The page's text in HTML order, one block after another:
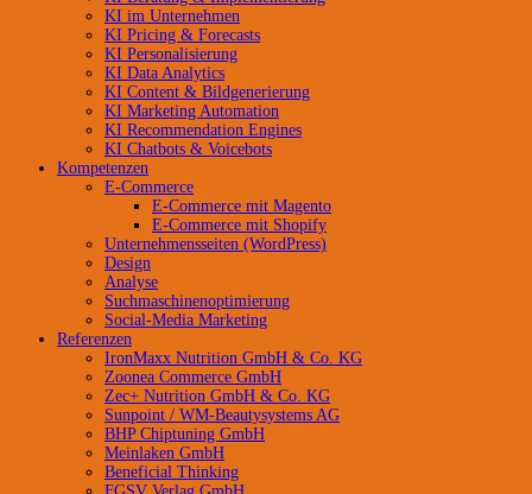
KI im Unternehmen
KI Pricing & Forecasts
KI Personalisierung
KI Data Analytics
KI Content & Bildgenerierung
KI Marketing Automation
KI Recommendation Engines
KI Chatbots & Voicebots
Kompetenzen
E-Commerce
E-Commerce mit Magento
E-Commerce mit Shopify
Unternehmensseiten (WordPress)
Design
Analyse
Suchmaschinenoptimierung
Social-Media Marketing
Referenzen
IronMaxx Nutrition GmbH & Co. KG
Zoonea Commerce GmbH
Zec+ Nutrition GmbH & Co. KG
Sunpoint / WM-Beautysystems AG
BHP Chiptuning GmbH
Meinlaken GmbH
Beneficial Thinking